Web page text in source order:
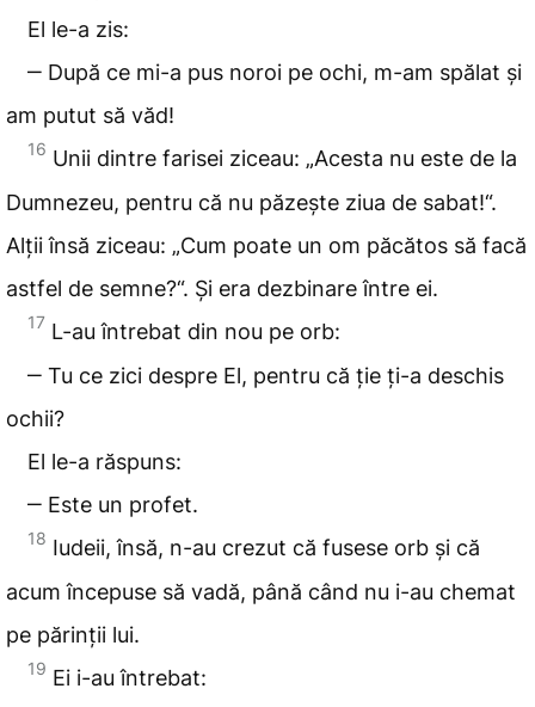
El le-a zis:
‒ După ce mi-a pus noroi pe ochi, m-am spălat și
am putut să văd!
16 Unii dintre farisei ziceau: „Acesta nu este de la
Dumnezeu, pentru că nu păzește ziua de sabat!“.
Alții însă ziceau: „Cum poate un om păcătos să facă
astfel de semne?“. Și era dezbinare între ei.
17 L-au întrebat din nou pe orb:
‒ Tu ce zici despre El, pentru că ție ți-a deschis
ochii?
El le-a răspuns:
‒ Este un profet.
18 Iudeii, însă, n-au crezut că fusese orb și că
acum începuse să vadă, până când nu i-au chemat
pe părinții lui.
19 Ei i-au întrebat: